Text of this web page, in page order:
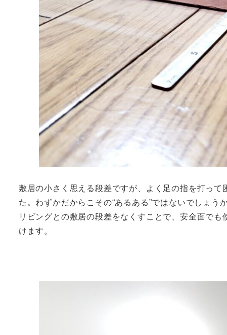
敷居の小さく思える段差ですが、よく足の指を打っ
た。わずかだからこその“あるある”ではないでしょうか
リビングとの敷居の段差をなくすことで、安全面で
けます。